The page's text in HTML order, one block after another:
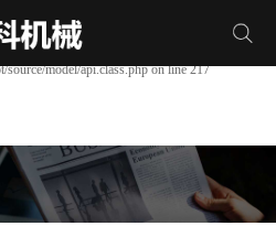
wwwroot/source/cache/license_cache.php):
model/api.class.php on line 217